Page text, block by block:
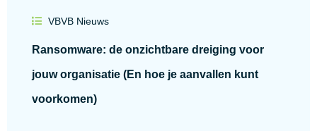
VBVB Nieuws
Ransomware: de onzichtbare dreiging voor
jouw organisatie (En hoe je aanvallen kunt
voorkomen)